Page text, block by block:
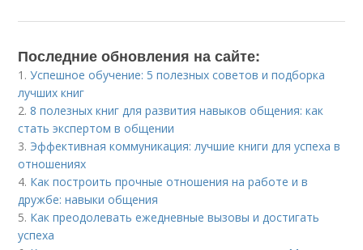
Последние обновления на сайте:
1.Успешное обучение: 5 полезных советов и подборка
лучших книг
2.8 полезных книг для развития навыков общения: как
стать экспертом в общении
3. Эффективная коммуникация: лучшие книги для успеха в
отношениях
4. Как построить прочные отношения на работе и в
дружбе: навыки общения
5. Как преодолевать ежедневные вызовы и достигать
успеха